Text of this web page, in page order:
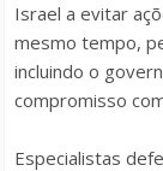
Israel a evitar
mesmo tempo,
incluindo o
compromisso
Especialistas